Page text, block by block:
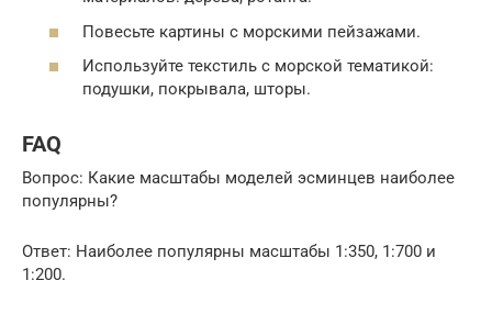
Повесьте картины с морскими пейзажами.
Используйте текстиль с морской тематикой:
подушки, покрывала, шторы.
FAQ
Вопрос: Какие масштабы моделей эсминцев наиболее
популярны?
Ответ: Наиболее популярны масштабы 1:350, 1:700 и
1:200.